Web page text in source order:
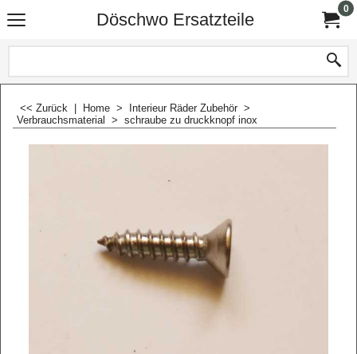
Döschwo Ersatzteile
0
<< Zurück Home > Interieur Räder Zubehör >
Verbrauchsmaterial
> schraube zu druckknopf inox